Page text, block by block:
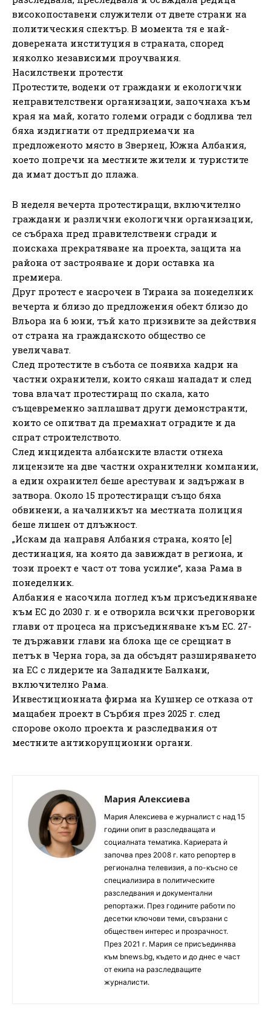
високопоставени служители от двете страни на
политическия спектър. В момента тя е най-
доверената институция в страната, според
няколко независими проучвания.
Насилствени протести
Протестите, водени от граждани и екологични
неправителствени организации, започнаха към
края на май, когато големи огради с бодлива тел
бяха издигнати от предприемачи на
предложеното място в Звернец, Южна Албания,
което попречи на местните жители и туристите
да имат достъп до плажа.
В неделя вечерта протестиращи, включително
граждани и различни екологични организации,
се събраха пред правителствени сгради и
поискаха прекратяване на проекта, защита на
района от застрояване и дори оставка на
премиера.
Друг протест е насрочен в Тирана за понеделник
вечерта и близо до предложения обект близо до
Вльора на 6 юни, тъй като призивите за действия
от страна на гражданското общество се
увеличават.
След протестите в събота се появиха кадри на
частни охранители, които сякаш нападат и след
това влачат протестиращ по скала, като
същевременно заплашват други демонстранти,
които се опитват да премахнат оградите и да
спрат строителството.
След инцидента албанските власти отнеха
лицензите на две частни охранителни компании,
а един охранител беше арестуван и задържан в
затвора. Около 15 протестиращи също бяха
обвинени, а началникът на местната полиция
беше лишен от длъжност.
„Искам да направя Албания страна, която [е]
дестинация, на която да завиждат в региона, и
този проект е част от това усилие“, каза Рама в
понеделник.
Албания е насочила поглед към присъединяване
към ЕС до 2030 г. и е отворила всички преговорни
глави от процеса на присъединяване към ЕС. 27-
те държавни глави на блока ще се срещнат в
петък в Черна гора, за да обсъдят разширяването
на ЕС с лидерите на Западните Балкани,
включително Рама.
Инвестиционната фирма на Кушнер се отказа от
мащабен проект в Сърбия през 2025 г. след
спорове около проекта и разследвания от
местните антикорупционни органи.
Мария Алексиева
Мария Алексиева е журналист с над 15
години опит в разследващата и
социалната тематика. Кариерата ѝ
започва през 2008 г. като репортер в
регионална телевизия, а по-късно се
специализира в политическите
разследвания и документални
репортажи. През годините работи по
десетки ключови теми, свързани с
обществен интерес и прозрачност.
През 2021 г. Мария се присъединява
към bnews.bg, където и до днес е част
от екипа на разследващите
журналисти.